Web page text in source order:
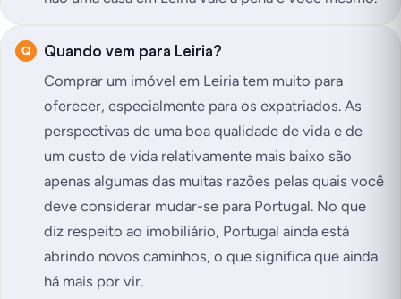
Quando vem para Leiria?
Comprar um imóvel em Leiria tem muito para
oferecer, especialmente para os expatriados. As
perspectivas de uma boa qualidade de vida e de
um custo de vida relativamente mais baixo são
apenas algumas das muitas razões pelas quais você
deve considerar mudar-se para Portugal. No que
diz respeito ao imobiliário, Portugal ainda está
abrindo novos caminhos, o que significa que ainda
há mais por vir.